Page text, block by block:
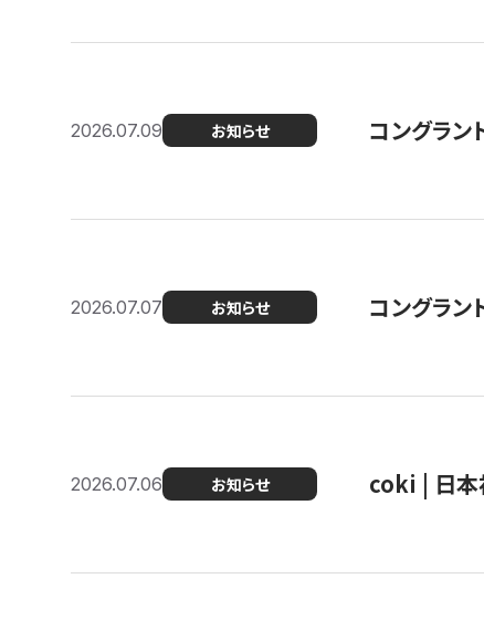
2026.07.09 お知らせ コングラン
2026.07.07 お知らせ コングラン
2026.07.06 お知らせ coki | 日本